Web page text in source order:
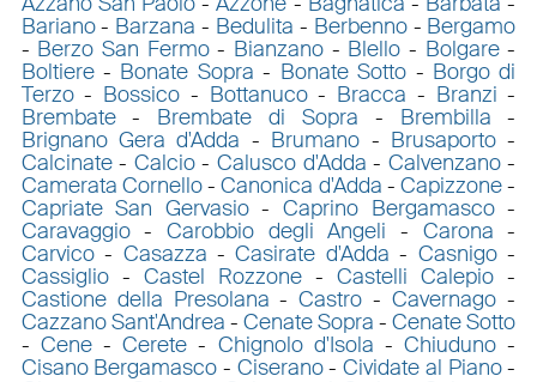
Bariano- Barzana - Bedulita - Berbenno- Bergamo
- Berzo San Fermo- Bianzano- Blello - Bolgare-
Boltiere- Bonate Sopra - Bonate Sotto - Borgo di
Terzo- Bossico - Bottanuco- Bracca - Branzi -
Brembate- Brembate di Sopra - Brembilla -
Brignano Gera d'Adda - Brumano - Brusaporto -
Calcinate- Calcio- Calusco d'Adda - Calvenzano-
Camerata Cornello-Canonica d'Adda -Capizzone-
Capriate San Gervasio-Caprino Bergamasco-
Caravaggio- Carobbio degli Angeli - Carona -
Carvico- Casazza -Casirate d'Adda - Casnigo-
Cassiglio- Castel Rozzone-Castelli Calepio -
Castione della Presolana -Castro -Cavernago -
Cazzano Sant'Andrea - Cenate Sopra -Cenate Sotto
- Cene-Cerete - Chignolo d'Isola -Chiuduno -
Cisano Bergamasco - Ciserano-Cividate al Piano-